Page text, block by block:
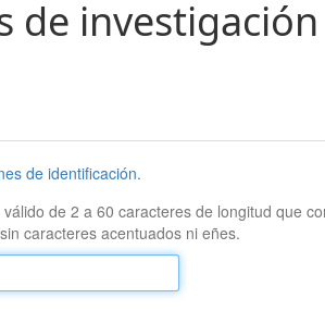
de
de identificación.
de 2 a 60 caracteres de longitud que
caracteres acentuados ni eñes.